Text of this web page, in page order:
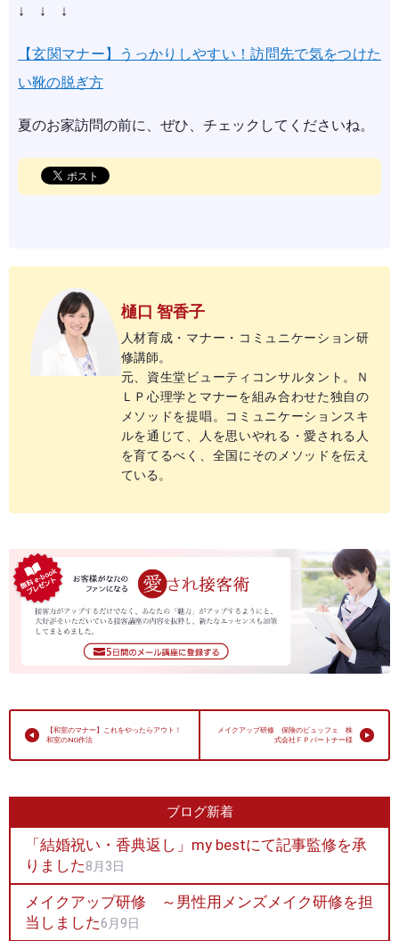
↓ ↓ ↓
【玄関マナー】うっかりしやすい！訪問先で気をつけた
い靴の脱ぎ方
夏のお家訪問の前に、ぜひ、チェックしてくださいね。
樋口 智香子
人材育成・マナー・コミュニケーション研
修講師。
元、資生堂ビューティコンサルタント。Ｎ
ＬＰ心理学とマナーを組み合わせた独自の
メソッドを提唱。コミュニケーションスキ
ルを通じて、人を思いやれる・愛される人
を育てるべく、全国にそのメソッドを伝え
ている。
【和室のマナー】これをやったらアウト！
和室のNG作法
メイクアップ研修 保険のビュッフェ 株
式会社ＦＰパートナー様
ブログ新着
「結婚祝い・香典返し」my bestにて記事監修を承
りました8月3日
メイクアップ研修 ～男性用メンズメイク研修を担
当しました6月9日